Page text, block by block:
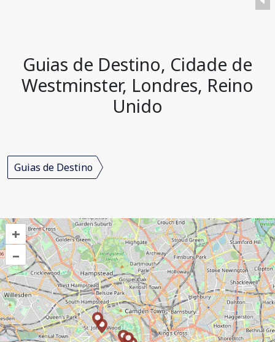
Guias de Destino, Cidade de
Westminster, Londres, Reino
Unido
Guias de Destino
+
–